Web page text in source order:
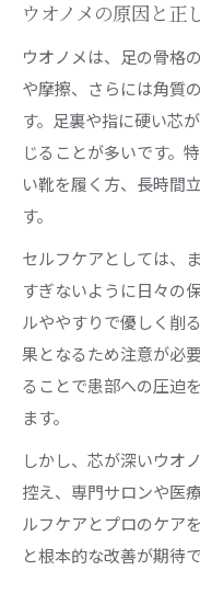
フットケア
ウオノメの
痛みを和らげる
ウオノメの
専門家がす
恵比寿口コ
施術後の歩
恵比寿で受
ウオノメを
忙しい方も
恵比寿駅近
ウオノメを悪化
ウオノメ予
ウオノメの原因と正
ウオノメは、足の骨格
や摩擦、さらには角質
す。足裏や指に硬い芯
じることが多いです。
い靴を履く方、長時間
す。
セルフケアとしては、
すぎないように日々の
ルややすりで優しく削
果となるため注意が必
ることで患部への圧迫
ます。
しかし、芯が深いウオ
控え、専門サロンや医
ルフケアとプロのケア
と根本的な改善が期待で